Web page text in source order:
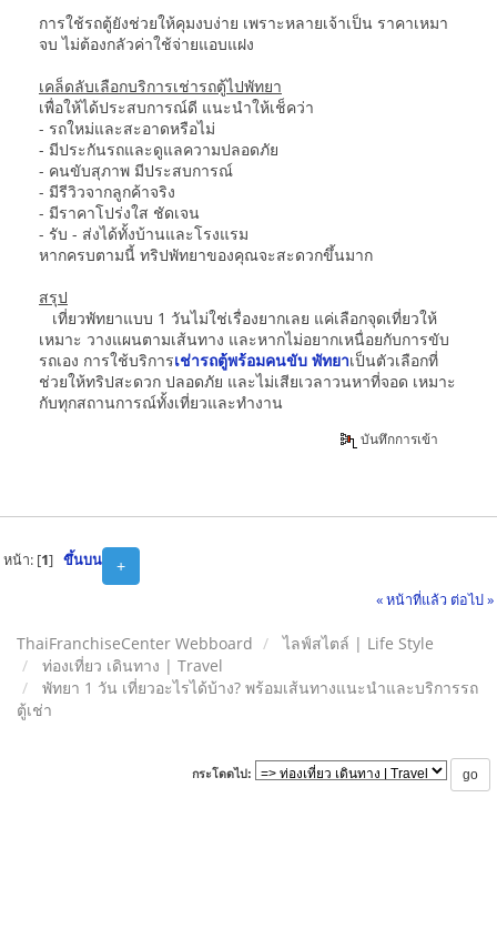
การใช้รถตู้ยังช่วยให้คุมงบง่าย เพราะหลายเจ้าเป็น ราคาเหมา
จบ ไม่ต้องกลัวค่าใช้จ่ายแอบแฝง
เคล็ดลับเลือกบริการเช่ารถตู้ไปพัทยา
เพื่อให้ได้ประสบการณ์ดี แนะนำให้เช็คว่า
- รถใหม่และสะอาดหรือไม่
- มีประกันรถและดูแลความปลอดภัย
- คนขับสุภาพ มีประสบการณ์
- มีรีวิวจากลูกค้าจริง
- มีราคาโปร่งใส ชัดเจน
- รับ - ส่งได้ทั้งบ้านและโรงแรม
หากครบตามนี้ ทริปพัทยาของคุณจะสะดวกขึ้นมาก
สรุป
เที่ยวพัทยาแบบ 1 วันไม่ใช่เรื่องยากเลย แค่เลือกจุดเที่ยวให้
เหมาะ วางแผนตามเส้นทาง และหากไม่อยากเหนื่อยกับการขับ
รถเอง การใช้บริการเช่ารถตู้พร้อมคนขับ พัทยาเป็นตัวเลือกที่
ช่วยให้ทริปสะดวก ปลอดภัย และไม่เสียเวลาวนหาที่จอด เหมาะ
กับทุกสถานการณ์ทั้งเที่ยวและทำงาน
บันทึกการเข้า
+
หน้า: [1] ขึ้นบน
« หน้าที่แล้ว ต่อไป »
ThaiFranchiseCenter Webboard
ไลฟ์สไตล์ | Life Style
ท่องเที่ยว เดินทาง | Travel
พัทยา 1 วัน เที่ยวอะไรได้บ้าง? พร้อมเส้นทางแนะนำและบริการรถ
ตู้เช่า
กระโดดไป: